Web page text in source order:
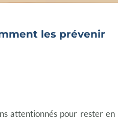
les prévenir
attentionnés pour rester en